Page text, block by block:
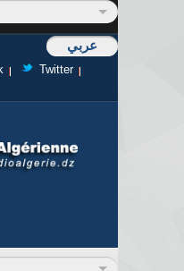
عربي
Twitter